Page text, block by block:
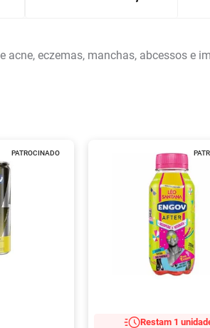
eczemas, manchas, abcessos e
PATROCINADO
Restam 1